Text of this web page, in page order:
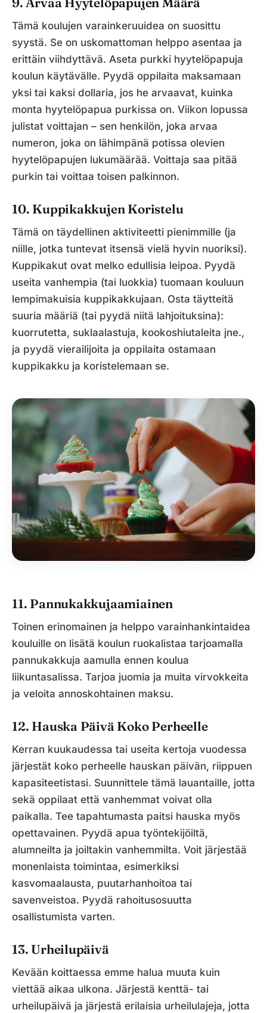
Tämä koulujen varainkeruuidea on suosittu
syystä. Se on uskomattoman helppo asentaa ja
erittäin viihdyttävä. Aseta purkki hyytelöpapuja
koulun käytävälle. Pyydä oppilaita maksamaan
yksi tai kaksi dollaria, jos he arvaavat, kuinka
monta hyytelöpapua purkissa on. Viikon lopussa
julistat voittajan – sen henkilön, joka arvaa
numeron, joka on lähimpänä potissa olevien
hyytelöpapujen lukumäärää. Voittaja saa pitää
purkin tai voittaa toisen palkinnon.
10. Kuppikakkujen Koristelu
Tämä on täydellinen aktiviteetti pienimmille (ja
niille, jotka tuntevat itsensä vielä hyvin nuoriksi).
Kuppikakut ovat melko edullisia leipoa. Pyydä
useita vanhempia (tai luokkia) tuomaan kouluun
lempimakuisia kuppikakkujaan. Osta täytteitä
suuria määriä (tai pyydä niitä lahjoituksina):
kuorrutetta, suklaalastuja, kookoshiutaleita jne.,
ja pyydä vierailijoita ja oppilaita ostamaan
kuppikakku ja koristelemaan se.
11. Pannukakkujaamiainen
Toinen erinomainen ja helppo varainhankintaidea
kouluille on lisätä koulun ruokalistaa tarjoamalla
pannukakkuja aamulla ennen koulua
liikuntasalissa. Tarjoa juomia ja muita virvokkeita
ja veloita annoskohtainen maksu.
12. Hauska Päivä Koko Perheelle
Kerran kuukaudessa tai useita kertoja vuodessa
järjestät koko perheelle hauskan päivän, riippuen
kapasiteetistasi. Suunnittele tämä lauantaille, jotta
sekä oppilaat että vanhemmat voivat olla
paikalla. Tee tapahtumasta paitsi hauska myös
opettavainen. Pyydä apua työntekijöiltä,
alumneilta ja joiltakin vanhemmilta. Voit järjestää
monenlaista toimintaa, esimerkiksi
kasvomaalausta, puutarhanhoitoa tai
savenveistoa. Pyydä rahoitusosuutta
osallistumista varten.
13. Urheilupäivä
Kevään koittaessa emme halua muuta kuin
viettää aikaa ulkona. Järjestä kenttä- tai
urheilupäivä ja järjestä erilaisia urheilulajeja, jotta